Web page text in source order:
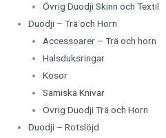
Övrig Duodji Skinn och Textil
Duodji – Trä och Horn
Accessoarer – Trä och horn
Halsduksringar
Kosor
Samiska Knivar
Övrig Duodji Trä och Horn
Duodji – Rotslöjd